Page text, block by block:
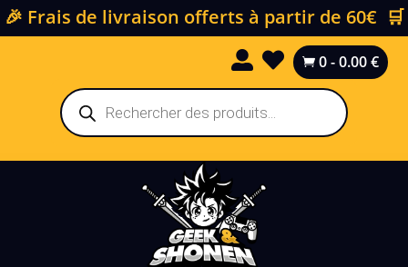
🎉 Frais de livraison offerts à partir de 60€ 🛒
   0-0.00€
Recherche
de
produits